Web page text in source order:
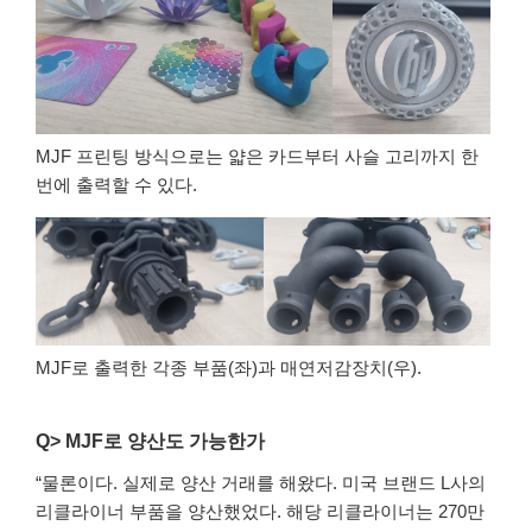
MJF 프린팅 방식으로는 얇은 카드부터 사슬 고리까지 한
번에 출력할 수 있다.
MJF로 출력한 각종 부품(좌)과 매연저감장치(우).
Q> MJF로 양산도 가능한가
“물론이다. 실제로 양산 거래를 해왔다. 미국 브랜드 L사의
리클라이너 부품을 양산했었다. 해당 리클라이너는 270만